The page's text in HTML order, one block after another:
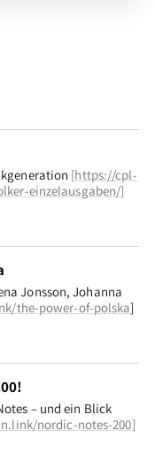
[https://cpl-
einzelausgaben/]
Jonsson, Johanna
the-power-of-polska]
– und ein Blick
nordic-notes-200]